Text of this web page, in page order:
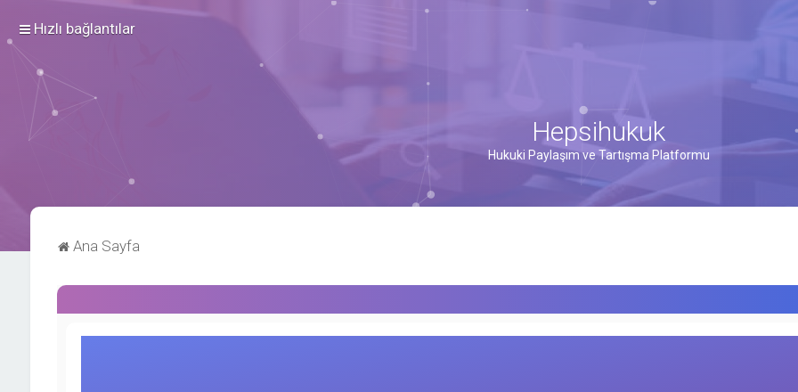
Hızlı bağlantılar
Hepsihukuk
Hukuki Paylaşım ve Tartışma Platformu
Ana Sayfa